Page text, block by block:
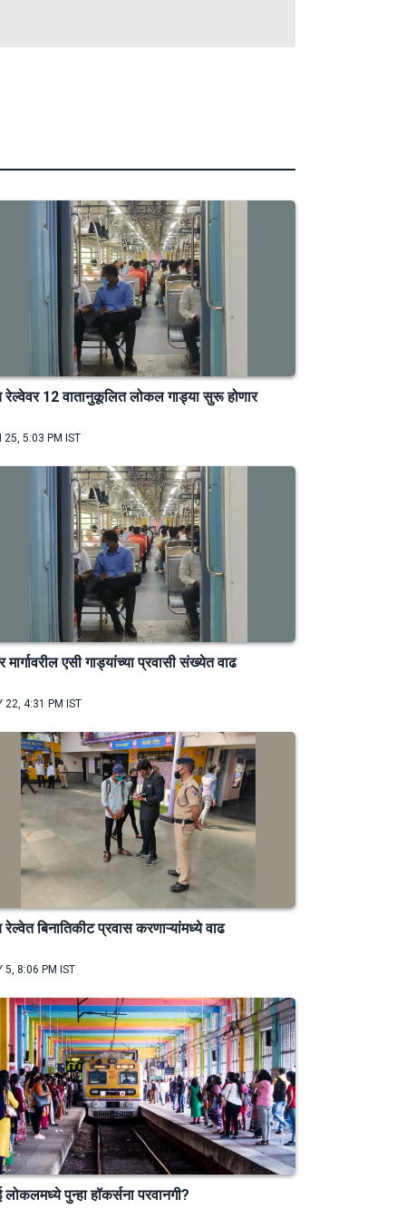
रेल्वेवर 12 वातानुकूलित लोकल गाड्या सुरू होणार
25, 5:03 PM IST
मार्गावरील एसी गाड्यांच्या प्रवासी संख्येत वाढ
22, 4:31 PM IST
रेल्वेत बिनातिकीट प्रवास करणाऱ्यांमध्ये वाढ
5, 8:06 PM IST
लोकलमध्ये पुन्हा हॉकर्सना परवानगी?